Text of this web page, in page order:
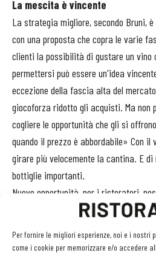
Per fornire le migliori esperienze, noi e i nostri
come i cookie per memorizzare e/o accedere
La mescita è vincente
La strategia migliore, secondo Bruni,
con una proposta che copra le varie
clienti la possibilità di gustare un vino
permettersi può essere un'idea
eccezione della fascia alta del
giocoforza ridotto gli acquisti. Ma non
cogliere le opportunità che gli si
quando il prezzo è abbordabile» Con
girare più velocemente la cantina. E
bottiglie importanti.
Nuove opportunità, per i ristoratori,
accresciuta disponibilità, da parte di
produttrici, a collaborare nella
all'interno dei ristoranti. «Si possono